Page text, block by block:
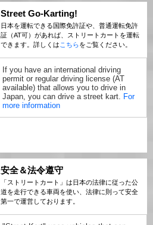
Street Go-Karting!
日本を運転できる国際免許証や、普通運転免許
証（AT可）があれば、ストリートカートを運転
できます。詳しくは こちらをご覧ください。
If you have an international driving
permit or regular driving license (AT
available) that allows you to drive in
Japan, you can drive a street kart. For
more information
安全＆法令遵守
「ストリートカート」は日本の法律に従った公
道を走行できる車両を使い、法律に則って安全
第一で運営しております。